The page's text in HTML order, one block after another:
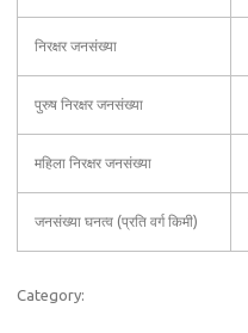
निरक्षर जनसंख्या
पुरुष निरक्षर जनसंख्या
महिला निरक्षर जनसंख्या
जनसंख्या घनत्व (प्रति वर्ग किमी)
Category: